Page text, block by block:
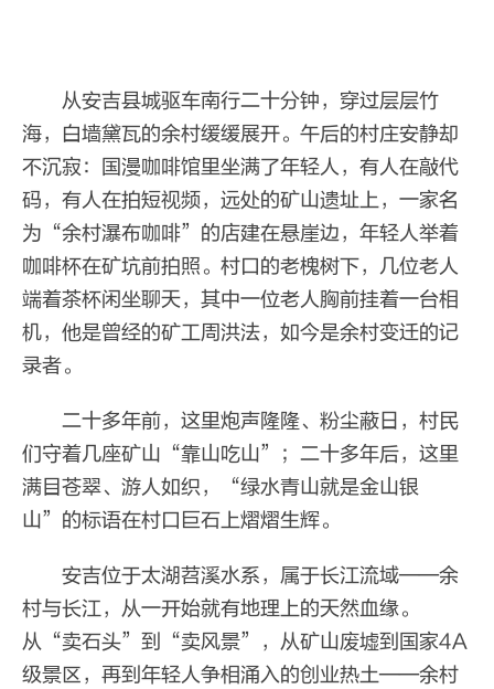
从安吉县城驱车南行二十分钟，穿过层层竹
海，白墙黛瓦的余村缓缓展开。午后的村庄安静却
不沉寂：国漫咖啡馆里坐满了年轻人，有人在敲代
码，有人在拍短视频，远处的矿山遗址上，一家名
为“余村瀑布咖啡”的店建在悬崖边，年轻人举着
咖啡杯在矿坑前拍照。村口的老槐树下，几位老人
端着茶杯闲坐聊天，其中一位老人胸前挂着一台相
机，他是曾经的矿工周洪法，如今是余村变迁的记
录者。
二十多年前，这里炮声隆隆、粉尘蔽日，村民
们守着几座矿山“靠山吃山”；二十多年后，这里
满目苍翠、游人如织，“绿水青山就是金山银
山”的标语在村口巨石上熠熠生辉。
安吉位于太湖苕溪水系，属于长江流域——余
村与长江，从一开始就有地理上的天然血缘。
从“卖石头”到“卖风景”，从矿山废墟到国家4A
级景区，再到年轻人争相涌入的创业热土——余村